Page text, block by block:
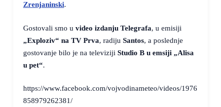
Zrenjaninski.
Gostovali smo u video izdanju Telegrafa, u emisiji
„Exploziv“ na TV Prva, radiju Santos, a poslednje
gostovanje bilo je na televiziji Studio B u emsiji „Alisa
u pet“.
https://www.facebook.com/vojvodinameteo/videos/1976
858979262381/